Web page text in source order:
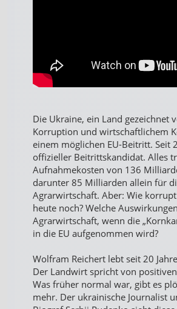
Die Ukraine, ein Land gezeichnet
Korruption und wirtschaftlichem
einem möglichen EU-Beitritt. Seit
offizieller Beitrittskandidat. Alles
Aufnahmekosten von 136
darunter 85 Milliarden allein für
Agrarwirtschaft. Aber: Wie
heute noch? Welche
Agrarwirtschaft, wenn die
in die EU aufgenommen wird?
Wolfram Reichert lebt seit 20
Der Landwirt spricht von
Was früher normal war, gibt es
mehr. Der ukrainische Journalist